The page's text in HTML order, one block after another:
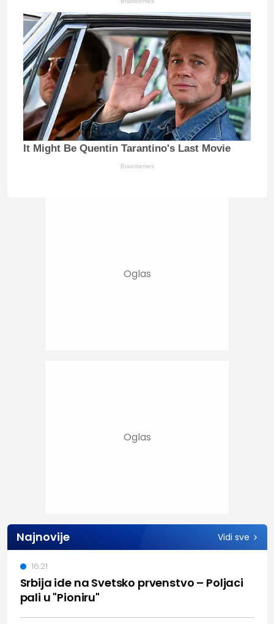
It Might Be Quentin Tarantino's Last Movie
Brainberries
Najnovije Vidi sve
Srbija ide na Svetsko prvenstvo – Poljaci
pali u "Pioniru"
16:21